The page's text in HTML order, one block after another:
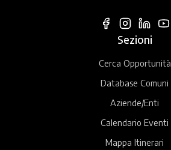
Sezioni
Cerca Opportunità
Database Comuni
Aziende/Enti
Calendario Eventi
Mappa Itinerari